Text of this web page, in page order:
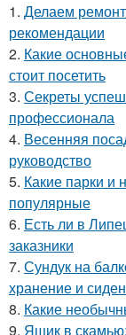
1. Делаем
рекомендации
2. Какие
стоит посетить
3. Секреты
профессионала
4. Весенняя
руководство
5. Какие парки и
популярные
6. Есть ли в
заказники
7. Сундук на
хранение и
8. Какие
9. Ящик в